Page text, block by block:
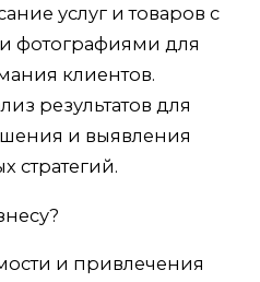
услуг и товаров с
фотографиями для
клиентов.
результатов для
и выявления
стратегий.
и привлечения